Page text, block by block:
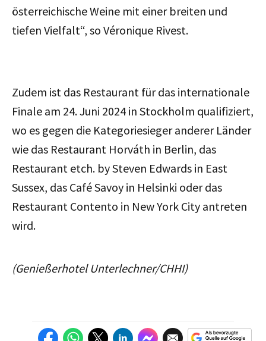
österreichische Weine mit einer breiten und
tiefen Vielfalt“, so Véronique Rivest.
Zudem ist das Restaurant für das internationale
Finale am 24. Juni 2024 in Stockholm qualifiziert,
wo es gegen die Kategoriesieger anderer Länder
wie das Restaurant Horváth in Berlin, das
Restaurant etch. by Steven Edwards in East
Sussex, das Café Savoy in Helsinki oder das
Restaurant Contento in New York City antreten
wird.
(Genießerhotel Unterlechner/CHHI)